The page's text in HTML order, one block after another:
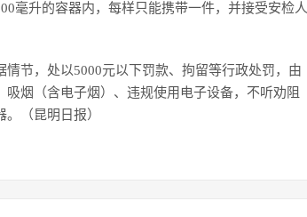
毫升的容器内，每样只能携带一件，并接受安检人
节，处以5000元以下罚款、拘留等行政处罚，由
烟（含电子烟）、违规使用电子设备，不听劝阻
（昆明日报）